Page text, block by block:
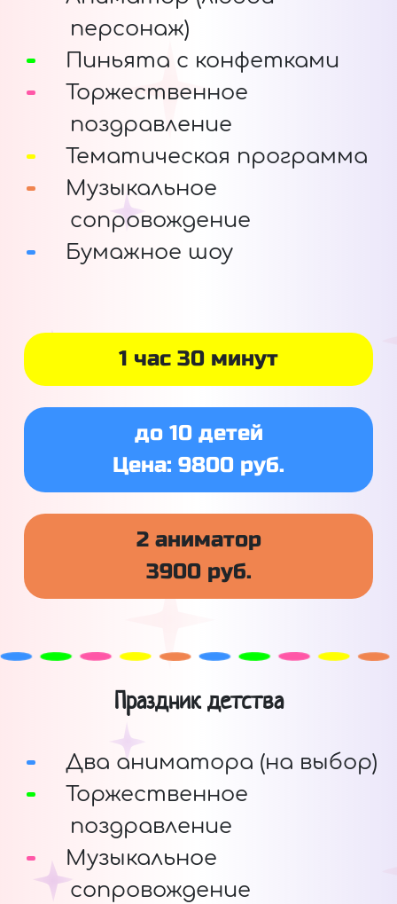
персонаж)
Пиньята с конфетками
Торжественное
поздравление
Тематическая программа
Музыкальное
сопровождение
Бумажное шоу
1 час 30 минут
до 10 детей
Цена: 9800 руб.
2 аниматор
3900 руб.
Праздник детства
Два аниматора (на выбор)
Торжественное
поздравление
Музыкальное
сопровождение